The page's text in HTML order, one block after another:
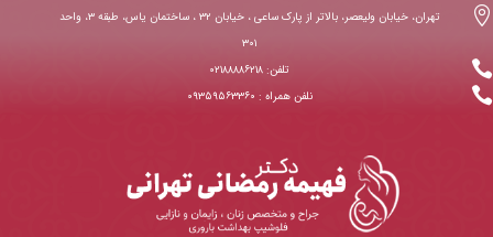

تهران، خیابان ولیعصر، بالاتر از پارک ساعی ، خیابان ۳۲ ، ساختمان یاس، طبقه ۳، واحد
۳۰۱
 تلفن: ۰۲۱۸۸۸۸۶۲۱۸
 نلفن همراه : ۰۹۳۵۹۵۶۳۳۶۰